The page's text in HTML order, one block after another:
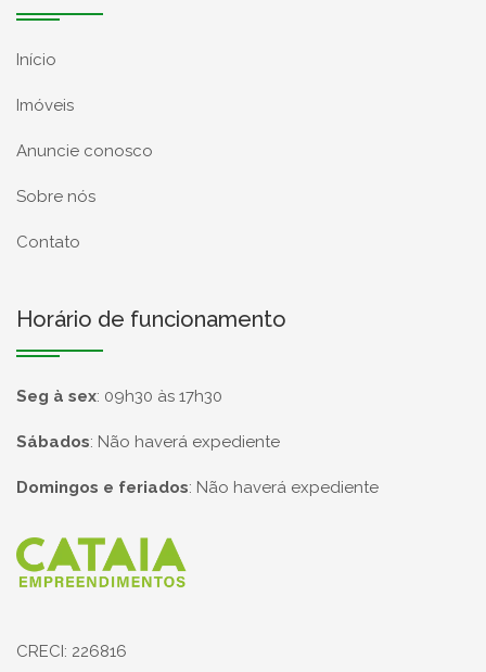
Início
Imóveis
Anuncie conosco
Sobre nós
Contato
Horário de funcionamento
Seg à sex: 09h30 às 17h30
Sábados: Não haverá expediente
Domingos e feriados: Não haverá expediente
Página inicial
CRECI: 226816